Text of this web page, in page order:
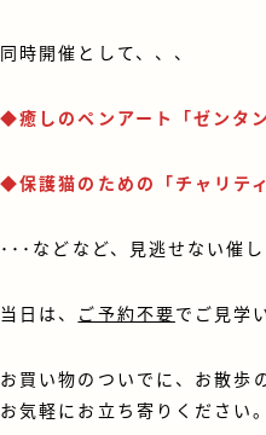
同時開催として、、、
◆癒しのペンアート「ゼンタ
◆保護猫のための「チャリテ
･･･などなど、見逃せない催
当日は、 ご予約不要でご見学
お買い物のついでに、お散歩
お気軽にお立ち寄りください。